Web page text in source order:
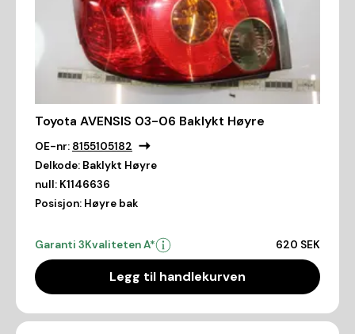
Toyota AVENSIS 03-06 Baklykt Høyre
OE-nr: 8155105182
Delkode: Baklykt Høyre
null: K1146636
Posisjon: Høyre bak
Garanti 3Kvaliteten A* 620 SEK
Legg til handlekurven